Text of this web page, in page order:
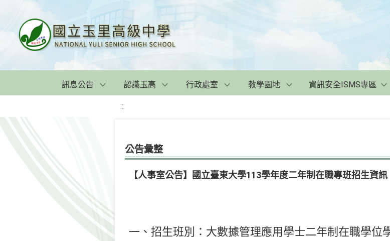
訊息公告 認識玉高 行政處室 教學園地 資訊安全ISMS專區
:::
公告彙整
【人事室公告】國立臺東大學113學年度二年制在職專班招生資訊
一、招生班別：大數據管理應用學士二年制在職學位